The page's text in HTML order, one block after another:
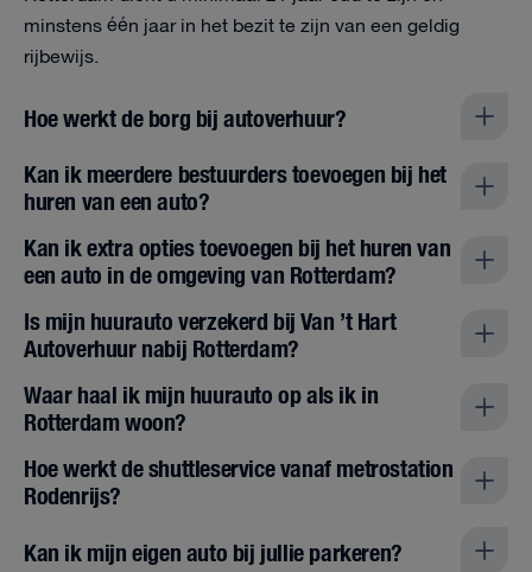
minstens één jaar in het bezit te zijn van een geldig
rijbewijs.
Hoe werkt de borg bij autoverhuur?
Kan ik meerdere bestuurders toevoegen bij het
huren van een auto?
Kan ik extra opties toevoegen bij het huren van
een auto in de omgeving van Rotterdam?
Is mijn huurauto verzekerd bij Van ’t Hart
Autoverhuur nabij Rotterdam?
Waar haal ik mijn huurauto op als ik in
Rotterdam woon?
Hoe werkt de shuttleservice vanaf metrostation
Rodenrijs?
Kan ik mijn eigen auto bij jullie parkeren?